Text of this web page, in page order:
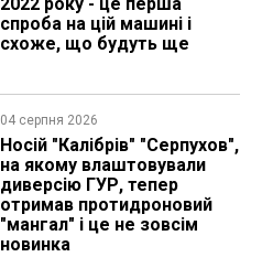
спроба на цій машині і
схоже, що будуть ще
04 серпня 2026
Носій "Калібрів" "Серпухов",
на якому влаштовували
диверсію ГУР, тепер
отримав протидроновий
"мангал" і це не зовсім
новинка